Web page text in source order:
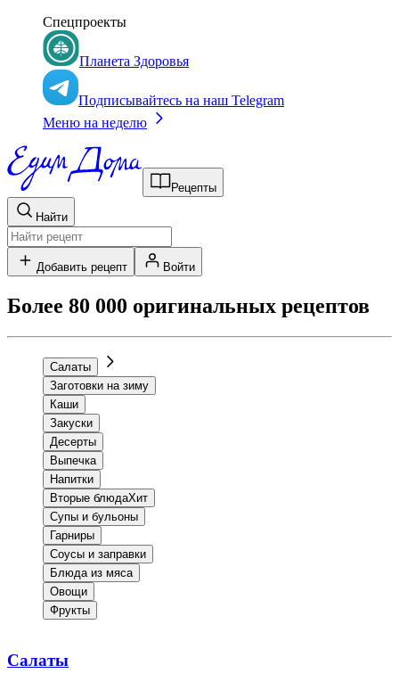
Спецпроекты
Планета Здоровья
Подписывайтесь на наш Telegram
Меню на неделю
Рецепты
Найти
Добавить рецепт Войти
Более 80 000 оригинальных рецептов
Салаты
Заготовки на зиму
Каши
Закуски
Десерты
Выпечка
Напитки
Вторые блюдаХит
Супы и бульоны
Гарниры
Соусы и заправки
Блюда из мяса
Овощи
Фрукты
Салаты